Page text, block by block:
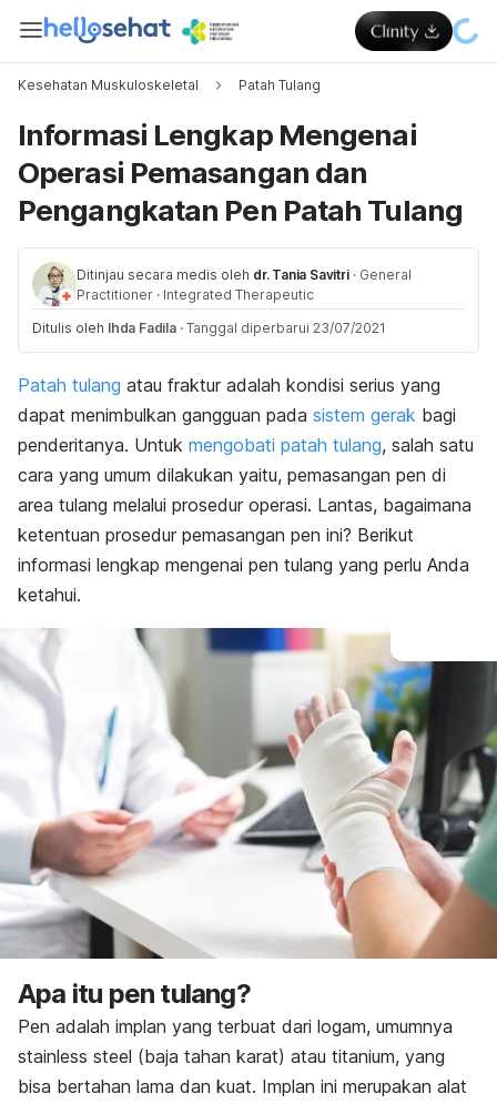
Kesehatan Muskuloskeletal Patah Tulang
Informasi Lengkap Mengenai
Operasi Pemasangan dan
Pengangkatan Pen Patah Tulang
Ditinjau secara medis oleh dr. Tania Savitri · General
Practitioner · Integrated Therapeutic
Ditulis oleh Ihda Fadila · Tanggal diperbarui 23/07/2021
Patah tulang atau fraktur adalah kondisi serius yang
dapat menimbulkan gangguan pada sistem gerak bagi
penderitanya. Untuk mengobati patah tulang, salah satu
cara yang umum dilakukan yaitu, pemasangan pen di
area tulang melalui prosedur operasi. Lantas, bagaimana
ketentuan prosedur pemasangan pen ini? Berikut
informasi lengkap mengenai pen tulang yang perlu Anda
ketahui.
Apa itu pen tulang?
Pen adalah implan yang terbuat dari logam, umumnya
stainless steel (baja tahan karat) atau titanium, yang
bisa bertahan lama dan kuat. Implan ini merupakan alat